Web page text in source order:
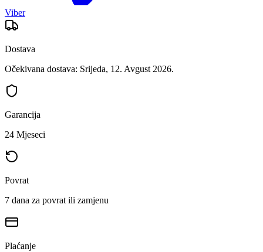
Viber
Dostava
Očekivana dostava: Srijeda, 12. Avgust 2026.
Garancija
24 Mjeseci
Povrat
7 dana za povrat ili zamjenu
Plaćanje